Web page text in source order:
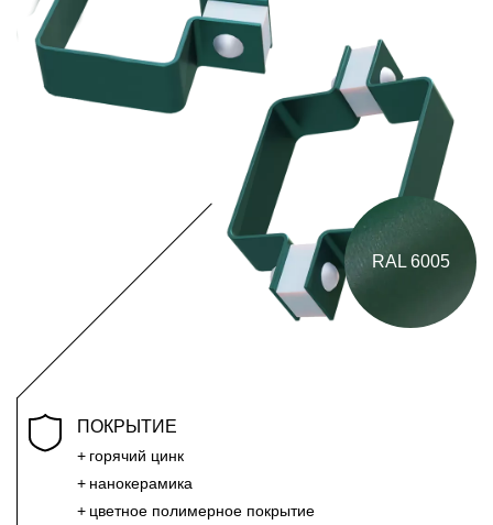
RAL 6005
ПОКРЫТИЕ
горячий цинк
нанокерамика
цветное полимерное покрытие